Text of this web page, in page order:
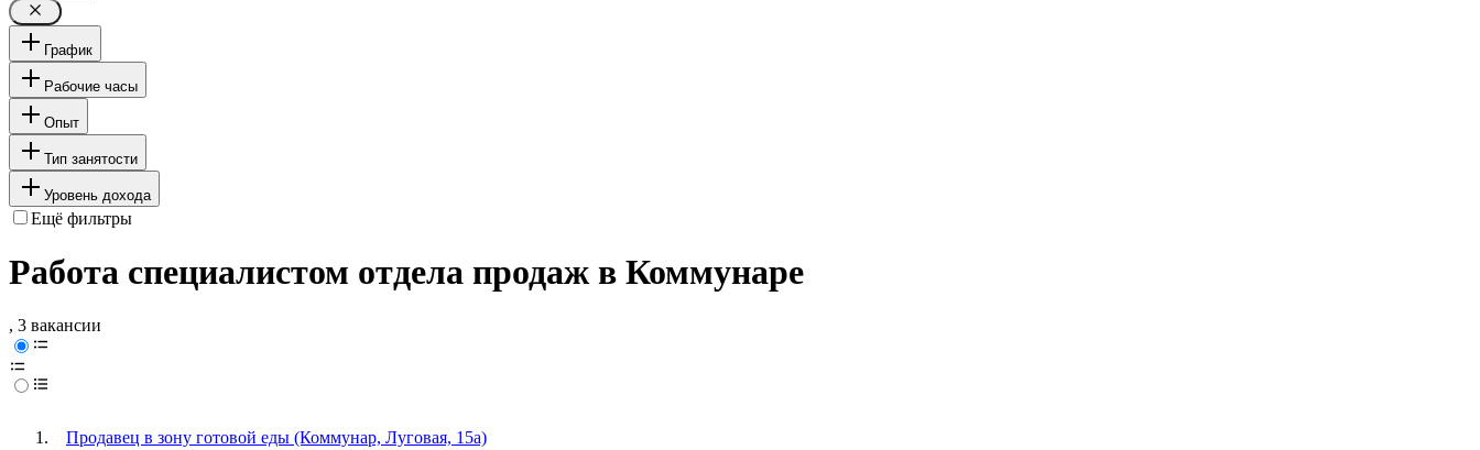
График
Рабочие часы
Опыт
Тип занятости
Уровень дохода
Ещё фильтры
Работа специалистом отдела продаж в Коммунаре
, 3 вакансии
Продавец в зону готовой еды (Коммунар, Луговая, 15а)